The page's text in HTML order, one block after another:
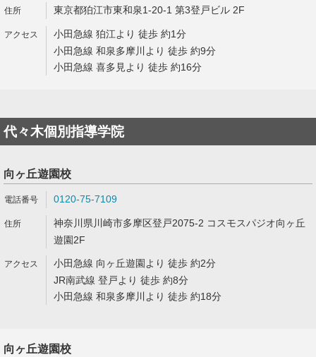
東京都狛江市東和泉1-20-1 第3登戸ビル 2F
小田急線 狛江より 徒歩 約1分
小田急線 和泉多摩川より 徒歩 約9分
小田急線 喜多見より 徒歩 約16分
代々木個別指導学院
向ヶ丘遊園校
0120-75-7109
神奈川県川崎市多摩区登戸2075-2 コスモスパジオ向ヶ丘
遊園2F
小田急線 向ヶ丘遊園より 徒歩 約2分
JR南武線 登戸より 徒歩 約8分
小田急線 和泉多摩川より 徒歩 約18分
向ヶ丘遊園校